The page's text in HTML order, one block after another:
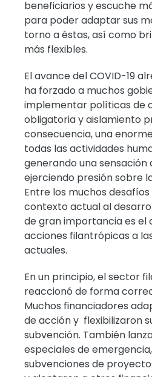
beneficiarios y escuche
para poder adaptar sus
torno a éstas, así como
más flexibles.
El avance del COVID-19
ha forzado a muchos
implementar políticas de
obligatoria y aislamiento
consecuencia, una
todas las actividades
generando una
ejerciendo presión sobre
Entre los muchos
contexto actual al
de gran importancia es el
acciones filantrópicas a
actuales.
En un principio, el sector
reaccionó de forma
Muchos financiadores
de acción y flexibilizaron
subvención. También
especiales de
subvenciones de